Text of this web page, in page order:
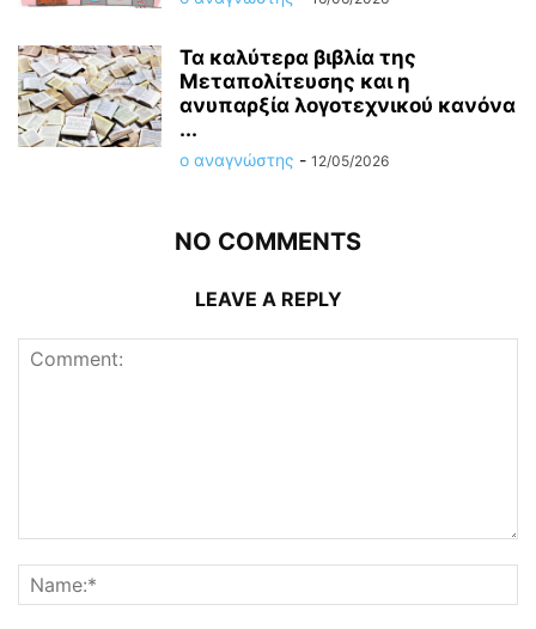
Τα καλύτερα βιβλία της
Μεταπολίτευσης και η
ανυπαρξία λογοτεχνικού κανόνα
...
ο αναγνώστης - 12/05/2026
NO COMMENTS
LEAVE A REPLY